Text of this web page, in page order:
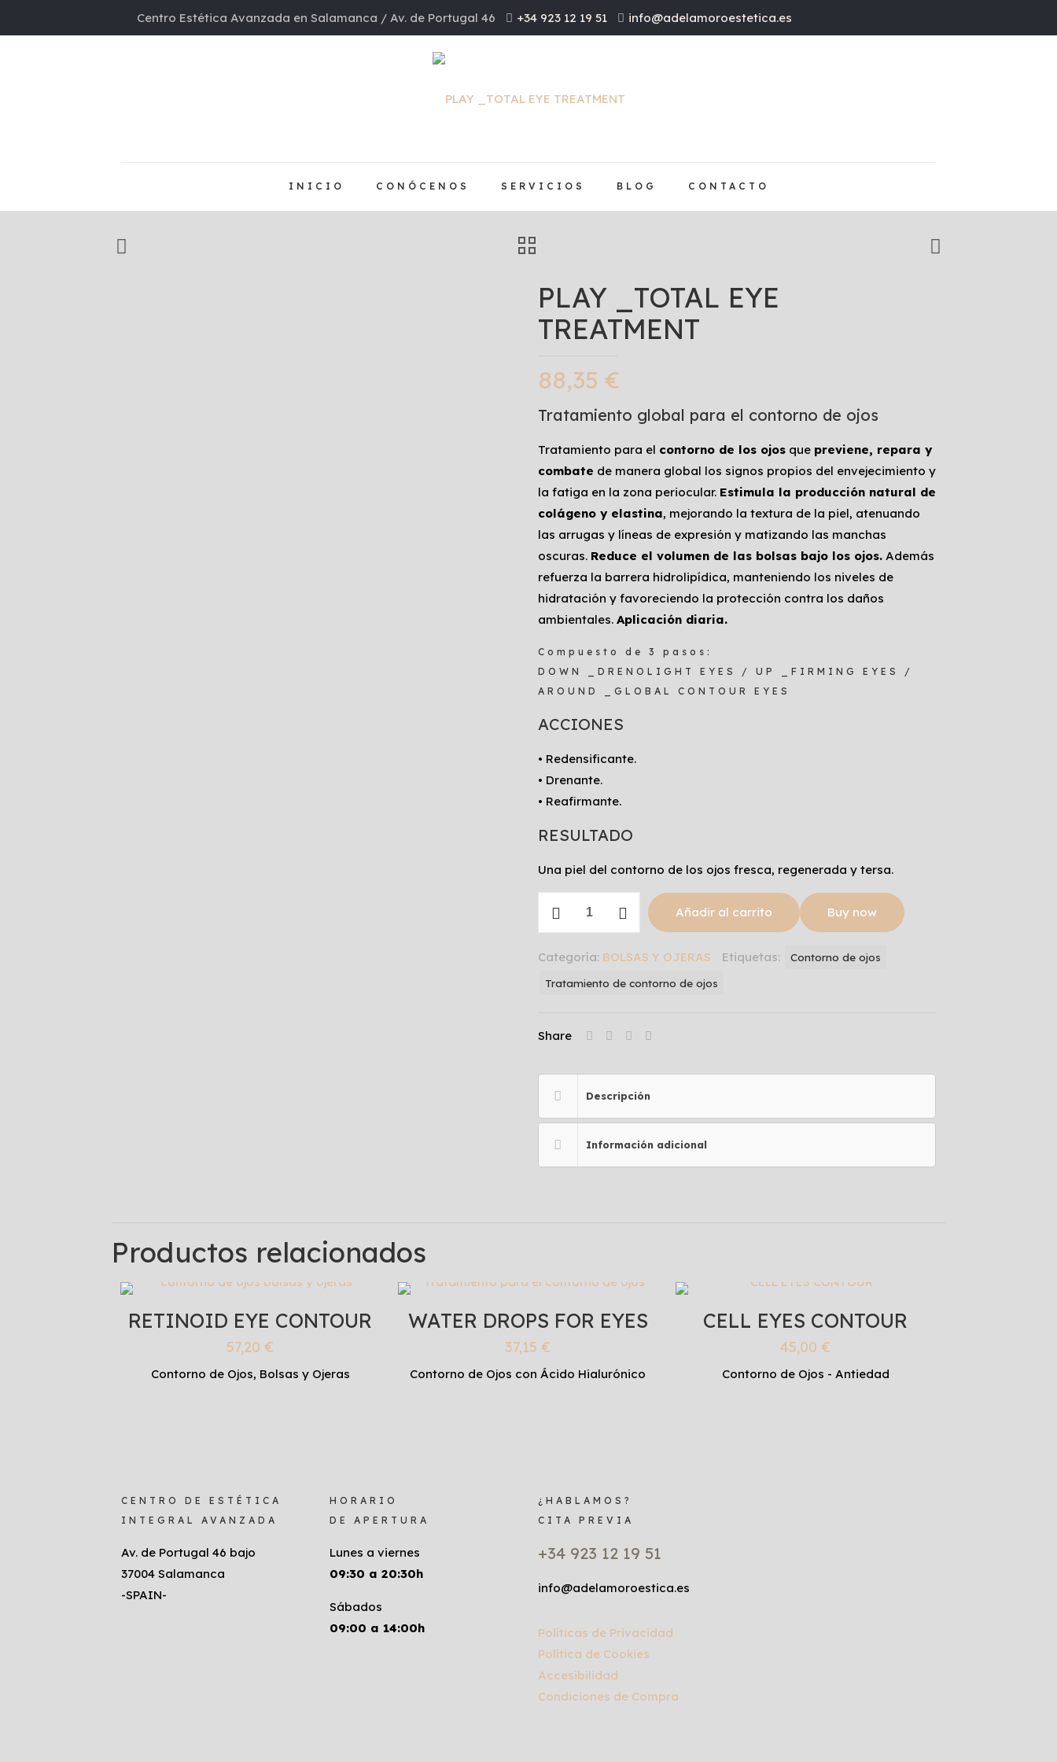
Centro Estética Avanzada en Salamanca / Av. de Portugal 46 +34 923 12 19 51 info@adelamoroestetica.es
INICIO CONÓCENOS SERVICIOS BLOG CONTACTO
PLAY _TOTAL EYE
TREATMENT
88,35 €
Tratamiento global para el contorno de ojos
Tratamiento para el contorno de los ojos que previene, repara y
combate de manera global los signos propios del envejecimiento y
la fatiga en la zona periocular. Estimula la producción natural de
colágeno y elastina, mejorando la textura de la piel, atenuando
las arrugas y líneas de expresión y matizando las manchas
oscuras. Reduce el volumen de las bolsas bajo los ojos. Además
refuerza la barrera hidrolipídica, manteniendo los niveles de
hidratación y favoreciendo la protección contra los daños
ambientales. Aplicación diaria.
Compuesto de 3 pasos:
DOWN _DRENOLIGHT EYES / UP _FIRMING EYES /
AROUND _GLOBAL CONTOUR EYES
ACCIONES
• Redensificante.
• Drenante.
• Reafirmante.
RESULTADO
Una piel del contorno de los ojos fresca, regenerada y tersa.
_TOTAL
TREATMENT
cantidad
Añadir al carrito Buy now
Categoría: BOLSAS Y OJERAS Etiquetas:
Contorno de ojos
Tratamiento de contorno de ojos
Share
Descripción
Información adicional
Productos relacionados
RETINOID EYE CONTOUR
57,20€
Contorno de Ojos, Bolsas y Ojeras
WATER DROPS FOR EYES
37,15€
Contorno de Ojos con Ácido Hialurónico
CELL EYES CONTOUR
45,00€
Contorno de Ojos - Antiedad
CENTRO DE ESTÉTICA
INTEGRAL AVANZADA
Av. de Portugal 46 bajo
37004 Salamanca
-SPAIN-
HORARIO
DE APERTURA
Lunes a viernes
09:30 a 20:30h
Sábados
09:00 a 14:00h
¿HABLAMOS?
CITA PREVIA
+34 923 12 19 51
info@adelamoroestica.es
Políticas de Privacidad
Política de Cookies
Accesibilidad
Condiciones de Compra